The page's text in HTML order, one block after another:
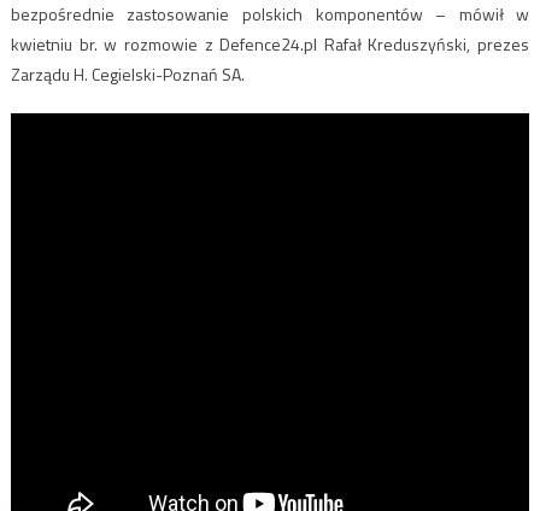
bezpośrednie zastosowanie polskich komponentów – mówił w
kwietniu br. w rozmowie z Defence24.pl Rafał Kreduszyński, prezes
Zarządu H. Cegielski-Poznań SA.